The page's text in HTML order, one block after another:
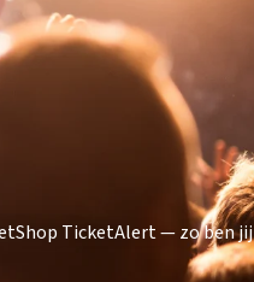
TicketAlert — zo ben jij